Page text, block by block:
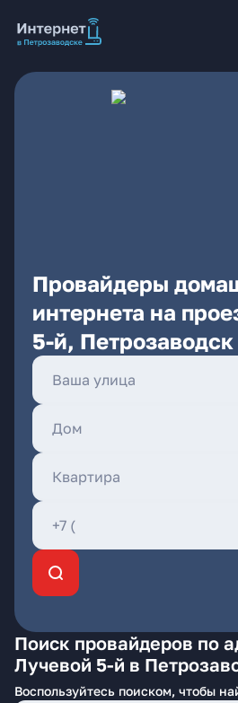
Провайдеры
интернета на
5-й, Петрозаводск
Поиск провайдеров по
Лучевой 5-й в
Воспользуйтесь поиском, чтобы